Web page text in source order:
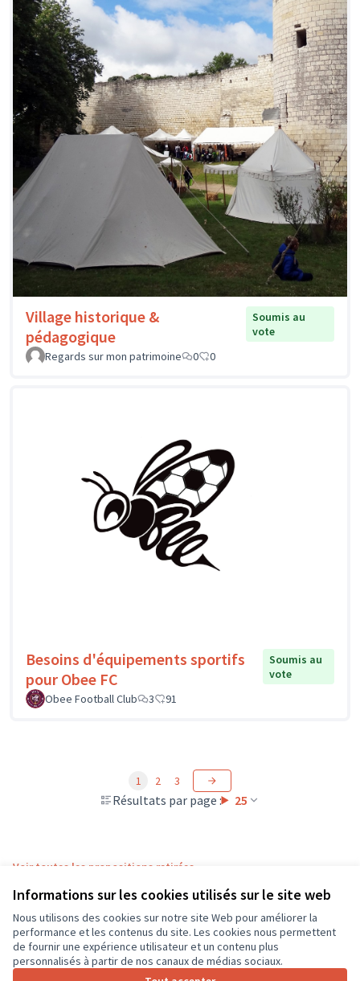
Informations sur les cookies utilisés sur le site web
Nous utilisons des cookies sur notre site Web pour améliorer la
performance et les contenus du site. Les cookies nous permettent
de fournir une expérience utilisateur et un contenu plus
personnalisés à partir de nos canaux de médias sociaux.
Village historique &
pédagogique
Soumis au
vote
Regards sur mon patrimoine
0 0
Besoins d'équipements sportifs
pour Obee FC
Soumis au
vote
Obee Football Club
3 91
Résultats par page : 25
1 2 3
Voir toutes les propositions retirées
Conditions d'utilisation
Paramètres des cookies
CD37 sur X
(Lien externe)
CD37 sur Facebook
CD37 sur Instagram
CD37 sur YouTube
(Lien externe)